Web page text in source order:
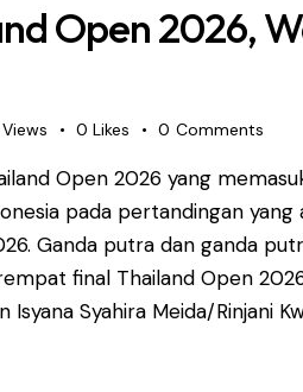
Open 2026,
Views 0 Likes 0 Comments
Open 2026 yang
pada pertandingan
Ganda putra dan ganda
final Thailand Open
Isyana Syahira Meida/Rinjani